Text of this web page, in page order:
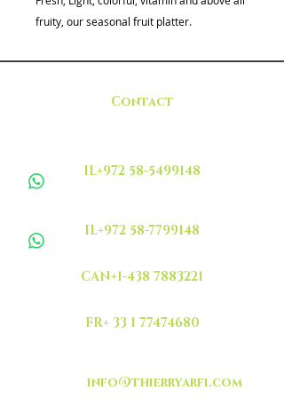
fruity, our seasonal fruit platter.
Contact
IL+972 58-5499148
IL+972 58-7799148
CAN+1-438 7883221
FR+ 33 1 77474680
info@thierryarfi.com